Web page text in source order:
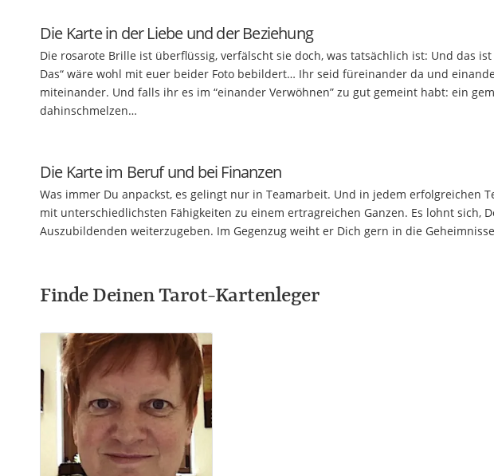
Die Karte in der Liebe und der Beziehung
Die rosarote Brille ist überflüssig, verfälscht sie doch, was tatsächlich ist: Und das
Das“ wäre wohl mit euer beider Foto bebildert… Ihr seid füreinander da und
miteinander. Und falls ihr es im “einander Verwöhnen” zu gut gemeint habt: ein
dahinschmelzen…
Die Karte im Beruf und bei Finanzen
Was immer Du anpackst, es gelingt nur in Teamarbeit. Und in jedem erfolgreichen
mit unterschiedlichsten Fähigkeiten zu einem ertragreichen Ganzen. Es lohnt sich,
Auszubildenden weiterzugeben. Im Gegenzug weiht er Dich gern in die
Finde Deinen Tarot-Kartenleger